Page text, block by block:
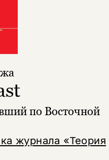
журнала «Теория
по Восточной